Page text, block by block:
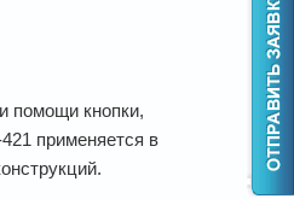
помощи кнопки,
применяется в